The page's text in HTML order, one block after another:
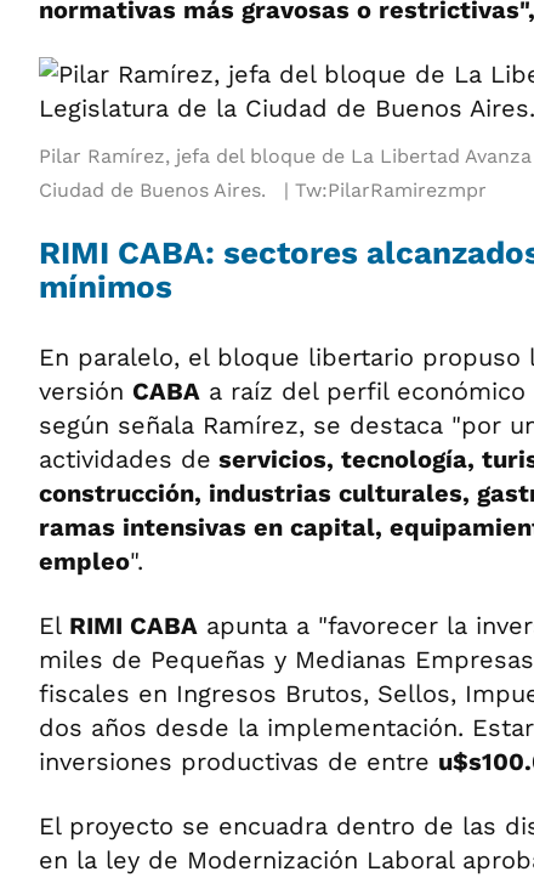
normativas más gravosas o
Pilar Ramírez, jefa del bloque de La Libertad
Ciudad de Buenos Aires.
Tw:PilarRamirezmpr
RIMI CABA: sectores
mínimos
En paralelo, el bloque libertario propuso
versión CABA a raíz del perfil económico
según señala Ramírez, se destaca "por
actividades de servicios, tecnología,
construcción, industrias culturales,
ramas intensivas en capital,
empleo".
El RIMI CABA apunta a "favorecer la
miles de Pequeñas y Medianas
fiscales en Ingresos Brutos, Sellos,
dos años desde la implementación.
inversiones productivas de entre
El proyecto se encuadra dentro de las
en la ley de Modernización Laboral